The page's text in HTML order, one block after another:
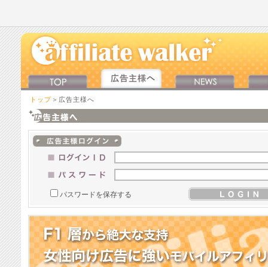
トップ ＞広告主様へ
パスワードを保存する